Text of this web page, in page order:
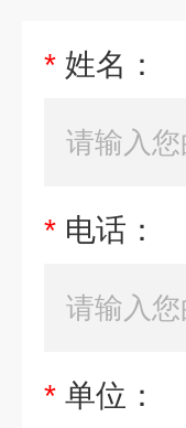
* 姓名：
* 电话：
* 单位：